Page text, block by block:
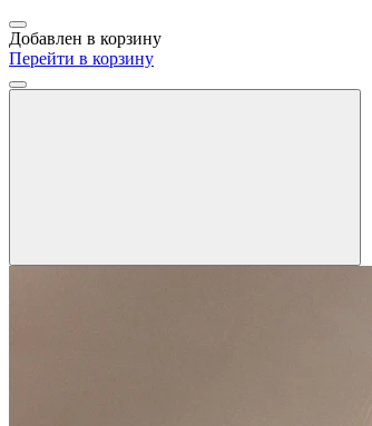
Добавлен в корзину
Перейти в корзину